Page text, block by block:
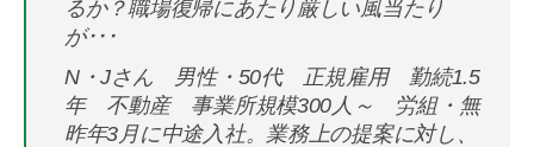
るか？職場復帰にあたり厳しい風当たり
が･･･
N・Jさん 男性・50代 正規雇用 勤続1.5
年 不動産 事業所規模300人～ 労組・無
昨年3月に中途入社。業務上の提案に対し、